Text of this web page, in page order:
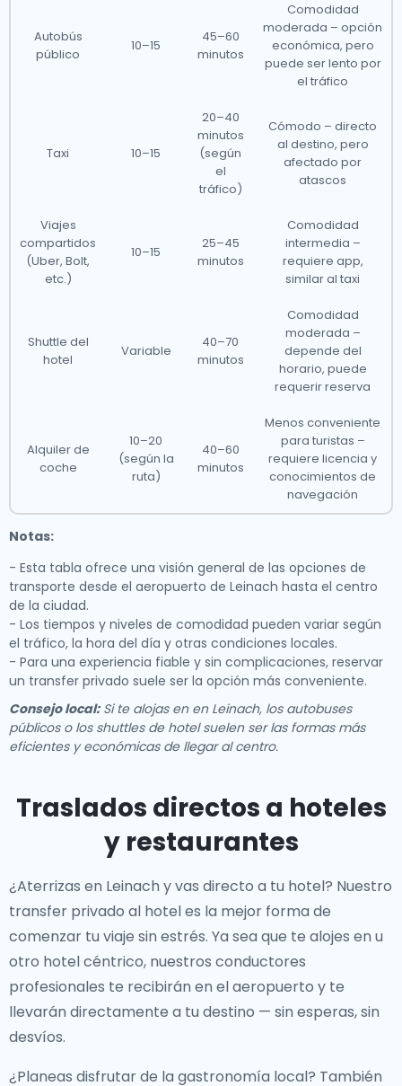
Autobús
público
10–15
45–60
minutos
Comodidad
moderada – opción
económica, pero
puede ser lento por
el tráfico
Taxi 10–15
20–40
minutos
(según
el
tráfico)
Cómodo – directo
al destino, pero
afectado por
atascos
Viajes
compartidos
(Uber, Bolt,
etc.)
10–15
25–45
minutos
Comodidad
intermedia –
requiere app,
similar al taxi
Shuttle del
hotel
Variable
40–70
minutos
Comodidad
moderada –
depende del
horario, puede
requerir reserva
Alquiler de
coche
10–20
(según la
ruta)
40–60
minutos
Menos conveniente
para turistas –
requiere licencia y
conocimientos de
navegación
Notas:
- Esta tabla ofrece una visión general de las opciones de
transporte desde el aeropuerto de Leinach hasta el centro
de la ciudad.
- Los tiempos y niveles de comodidad pueden variar según
el tráfico, la hora del día y otras condiciones locales.
- Para una experiencia fiable y sin complicaciones, reservar
un transfer privado suele ser la opción más conveniente.
Consejo local:Si te alojas en en Leinach, los autobuses
públicos o los shuttles de hotel suelen ser las formas más
eficientes y económicas de llegar al centro.
Traslados directos a hoteles
y restaurantes
¿Aterrizas en Leinach y vas directo a tu hotel? Nuestro
transfer privado al hoteles la mejor forma de
comenzar tu viaje sin estrés. Ya sea que te alojes en u
otro hotel céntrico, nuestros conductores
profesionales te recibirán en el aeropuerto y te
llevarán directamente a tu destino — sin esperas, sin
desvíos.
¿Planeas disfrutar de la gastronomía local? También